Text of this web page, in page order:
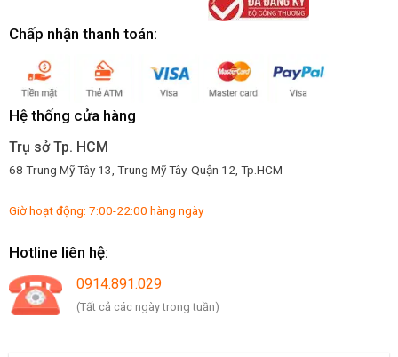
Chấp nhận thanh toán:
Hệ thống cửa hàng
Trụ sở Tp. HCM
68 Trung Mỹ Tây 13, Trung Mỹ Tây. Quận 12, Tp.HCM
Giờ hoạt động: 7:00-22:00 hàng ngày
Hotline liên hệ:
0914.891.029
(Tất cả các ngày trong tuần)